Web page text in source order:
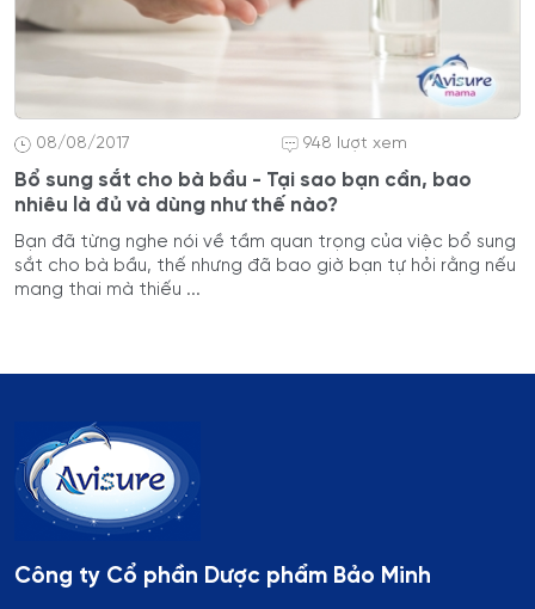
08/08/2017 948 lượt xem
Bổ sung sắt cho bà bầu - Tại sao bạn cần, bao
nhiêu là đủ và dùng như thế nào?
Bạn đã từng nghe nói về tầm quan trọng của việc bổ sung
sắt cho bà bầu, thế nhưng đã bao giờ bạn tự hỏi rằng nếu
mang thai mà thiếu ...
Công ty Cổ phần Dược phẩm Bảo Minh